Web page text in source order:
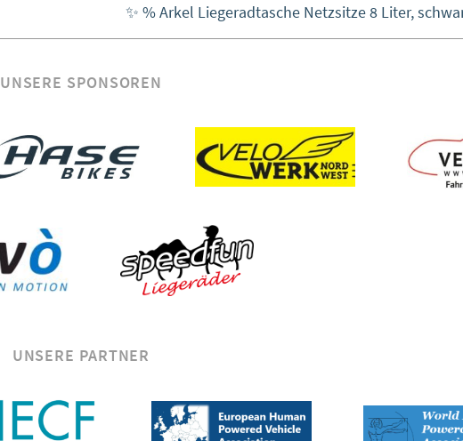
Nächster:
✨ % Arkel Liegeradtasche Netzsitze 8 Liter,
UNSERE SPONSOREN
UNSERE PARTNER